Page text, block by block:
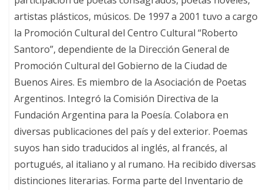
artistas plásticos, músicos. De 1997 a 2001 tuvo a cargo
la Promoción Cultural del Centro Cultural “Roberto
Santoro”, dependiente de la Dirección General de
Promoción Cultural del Gobierno de la Ciudad de
Buenos Aires. Es miembro de la Asociación de Poetas
Argentinos. Integró la Comisión Directiva de la
Fundación Argentina para la Poesía. Colabora en
diversas publicaciones del país y del exterior. Poemas
suyos han sido traducidos al inglés, al francés, al
portugués, al italiano y al rumano. Ha recibido diversas
distinciones literarias. Forma parte del Inventario de